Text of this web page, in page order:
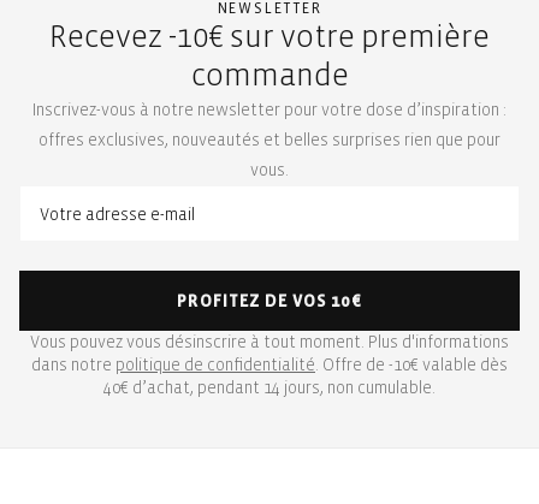
NEWSLETTER
Recevez -10€ sur votre première
commande
Inscrivez-vous à notre newsletter pour votre dose d’inspiration :
offres exclusives, nouveautés et belles surprises rien que pour
vous.
PROFITEZ DE VOS 10€
Vous pouvez vous désinscrire à tout moment. Plus d'informations
dans notre politique de confidentialité. Offre de -10€ valable dès
40€ d’achat, pendant 14 jours, non cumulable.